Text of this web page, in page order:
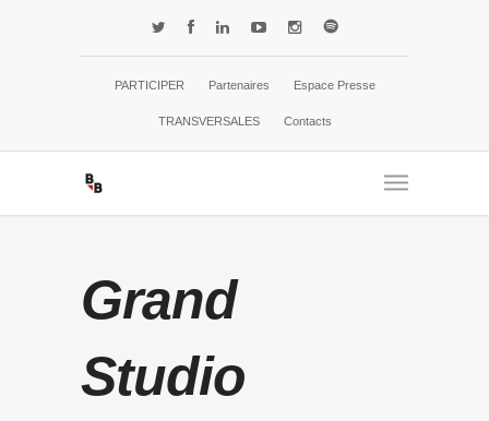
PARTICIPER Partenaires Espace Presse
TRANSVERSALES Contacts
Grand
Studio